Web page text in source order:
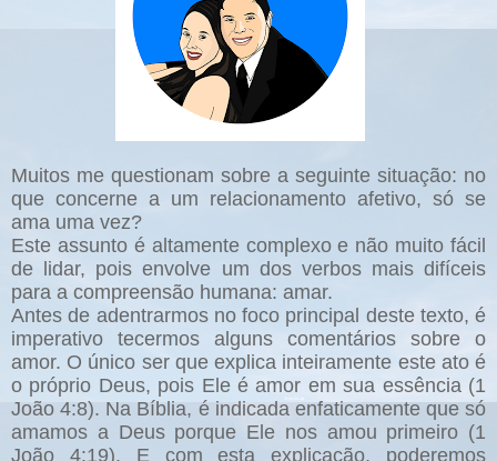
Muitos me questionam sobre a seguinte situação: no
que concerne a um relacionamento afetivo, só se
ama uma vez?
Este assunto é altamente complexo e não muito fácil
de lidar, pois envolve um dos verbos mais difíceis
para a compreensão humana: amar.
Antes de adentrarmos no foco principal deste texto, é
imperativo tecermos alguns comentários sobre o
amor. O único ser que explica inteiramente este ato é
o próprio Deus, pois Ele é amor em sua essência (1
João 4:8). Na Bíblia, é indicada enfaticamente que só
amamos a Deus porque Ele nos amou primeiro (1
João 4:19). E com esta explicação, poderemos